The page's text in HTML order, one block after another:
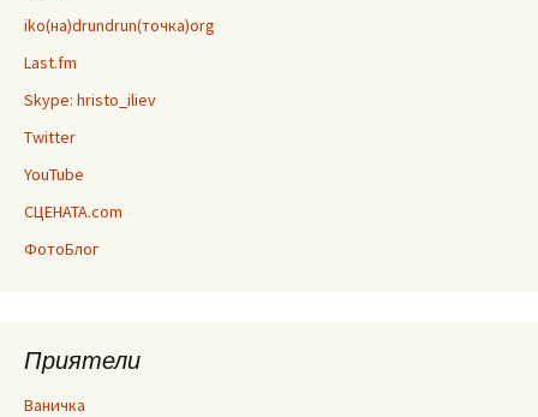
iko(на)drundrun(точка)org
Last.fm
Skype: hristo_iliev
Twitter
YouTube
СЦЕНАТА.com
ФотоБлог
Приятели
Ваничка